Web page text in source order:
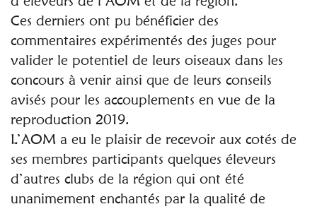
Ces derniers ont pu bénéficier des
commentaires expérimentés des juges pour
valider le potentiel de leurs oiseaux dans les
concours à venir ainsi que de leurs conseils
avisés pour les accouplements en vue de la
reproduction 2019.
L’AOM a eu le plaisir de recevoir aux cotés de
ses membres participants quelques éleveurs
d’autres clubs de la région qui ont été
unanimement enchantés par la qualité de